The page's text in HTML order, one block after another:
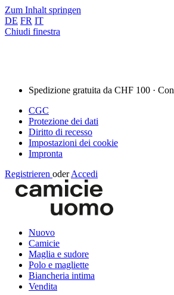
Zum Inhalt springen
DE FR IT
Chiudi finestra
Spedizione gratuita da CHF 100 ·
CGC
Protezione dei dati
Diritto di recesso
Impostazioni dei cookie
Impronta
Registrieren oder Accedi
Nuovo
Camicie
Maglia e sudore
Polo e magliette
Biancheria intima
Vendita